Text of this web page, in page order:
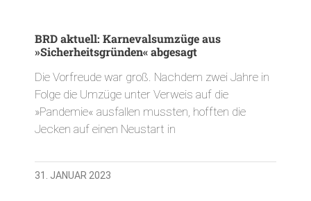
BRD aktuell: Karnevalsumzüge aus
»Sicherheitsgründen« abgesagt
Die Vorfreude war groß. Nachdem zwei Jahre in
Folge die Umzüge unter Verweis auf die
»Pandemie« ausfallen mussten, hofften die
Jecken auf einen Neustart in
31. JANUAR 2023